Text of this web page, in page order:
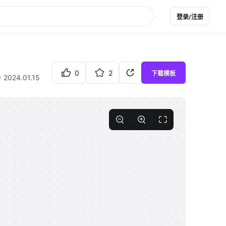
登录/注册
2024.01.15
0 2 下载模板